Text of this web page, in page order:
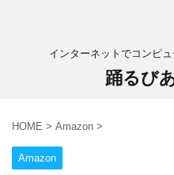
インターネットでコンピ
踊るび
HOME > Amazon >
Amazon